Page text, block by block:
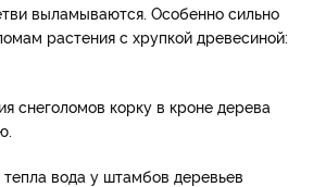
выламываются. Особенно сильно
растения с хрупкой древесиной:
снеголомов корку в кроне дерева
вода у штамбов деревьев